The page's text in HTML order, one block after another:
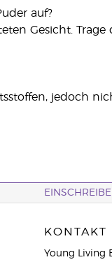
auf?
Gesicht. Trage
jedoch
KONTAKT
Young Living